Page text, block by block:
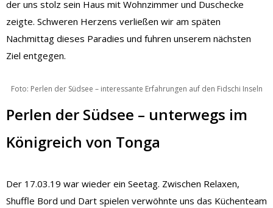
der uns stolz sein Haus mit Wohnzimmer und Duschecke
zeigte. Schweren Herzens verließen wir am späten
Nachmittag dieses Paradies und fuhren unserem nächsten
Ziel entgegen.
Foto: Perlen der Südsee – interessante Erfahrungen auf den Fidschi Inseln
Perlen der Südsee – unterwegs im
Königreich von Tonga
Der 17.03.19 war wieder ein Seetag. Zwischen Relaxen,
Shuffle Bord und Dart spielen verwöhnte uns das Küchenteam